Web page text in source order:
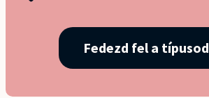
Fedezd fel a